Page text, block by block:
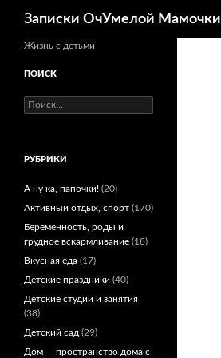
Перейти
Записки ОчУмелой Мамочки
Жизнь с детьми
ПОИСК
Найти:
РУБРИКИ
А ну ка, папочки! (20)
Активный отдых, спорт (170)
Беременность, роды и
грудное вскармливание (18)
Вкусная еда (17)
Детские праздники (40)
Детские студии и занятия
(38)
Детский сад (29)
Дом — пространство дома с